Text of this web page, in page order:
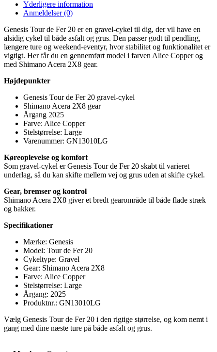
Yderligere information
Anmeldelser (0)
Genesis Tour de Fer 20 er en gravel-cykel til dig, der vil have en
alsidig cykel til både asfalt og grus. Den passer godt til pendling,
længere ture og weekend-eventyr, hvor stabilitet og funktionalitet er
vigtigt. Her får du en gennemført model i farven Alice Copper og
med Shimano Acera 2X8 gear.
Højdepunkter
Genesis Tour de Fer 20 gravel-cykel
Shimano Acera 2X8 gear
Årgang 2025
Farve: Alice Copper
Stelstørrelse: Large
Varenummer: GN13010LG
Køreoplevelse og komfort
Som gravel-cykel er Genesis Tour de Fer 20 skabt til varieret
underlag, så du kan skifte mellem vej og grus uden at skifte cykel.
Gear, bremser og kontrol
Shimano Acera 2X8 giver et bredt gearområde til både flade stræk
og bakker.
Specifikationer
Mærke: Genesis
Model: Tour de Fer 20
Cykeltype: Gravel
Gear: Shimano Acera 2X8
Farve: Alice Copper
Stelstørrelse: Large
Årgang: 2025
Produktnr.: GN13010LG
Vælg Genesis Tour de Fer 20 i den rigtige størrelse, og kom nemt i
gang med dine næste ture på både asfalt og grus.